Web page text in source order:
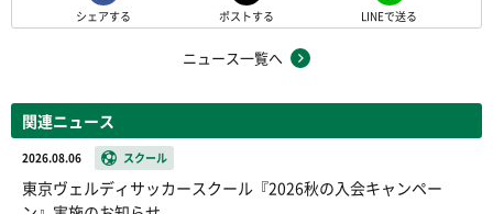
シェアする ポストする LINEで送る
ニュース一覧へ
関連ニュース
2026.08.06 スクール
東京ヴェルディサッカースクール『2026秋の入会キャンペー